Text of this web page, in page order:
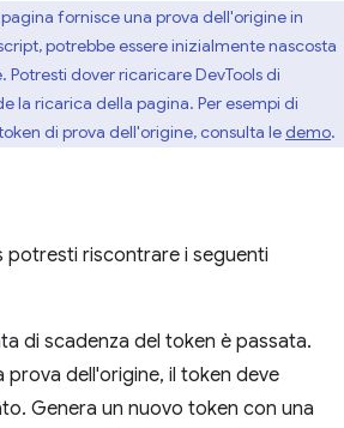
fornisce una prova dell'origine in
potrebbe essere inizialmente nascosta
dover ricaricare DevTools di
la ricarica della pagina. Per esempi di
di prova dell'origine, consulta ledemo.
potresti riscontrare i seguenti
di scadenza del token è passata.
prova dell'origine, il token deve
Genera un nuovo token con una